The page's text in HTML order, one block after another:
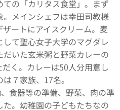
の「カリタス食堂」。まず
メインシェフは幸田司教様
ートにアイスクリーム。麦
て聖心女子大学のマグダレ
いた玄米粥と野菜カレーの
く。カレーは50人分用意し
７家族、17名。
食器等の準備、野菜、肉の準
。幼稚園の子どもたちなの